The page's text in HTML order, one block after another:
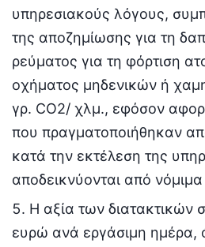
υπηρεσιακούς λόγους,
της αποζημίωσης για τη
ρεύματος για τη φόρτιση
οχήματος μηδενικών ή
γρ. CO2/ χλμ., εφόσον
που πραγματοποιήθηκαν
κατά την εκτέλεση της
αποδεικνύονται από
Η αξία των διατακτικών
ευρώ ανά εργάσιμη ημέρα,